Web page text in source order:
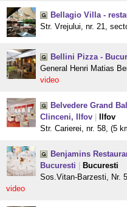
Bellagio Villa -
Str. Vrejului, nr. 21,
Bellini Pizza -
General Henri Matias
video
Belvedere Grand
Clinceni, Ilfov
Ilfov
Str. Carierei, nr. 58, (5
Benjamins
Bucuresti
Bucuresti
Sos.Vitan-Barzesti, Nr.
video